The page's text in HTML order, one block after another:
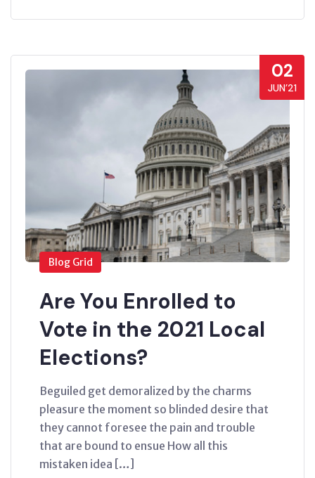
02
JUN’21
Blog Grid
Are You Enrolled to
Vote in the 2021 Local
Elections?
Beguiled get demoralized by the charms
pleasure the moment so blinded desire that
they cannot foresee the pain and trouble
that are bound to ensue How all this
mistaken idea […]